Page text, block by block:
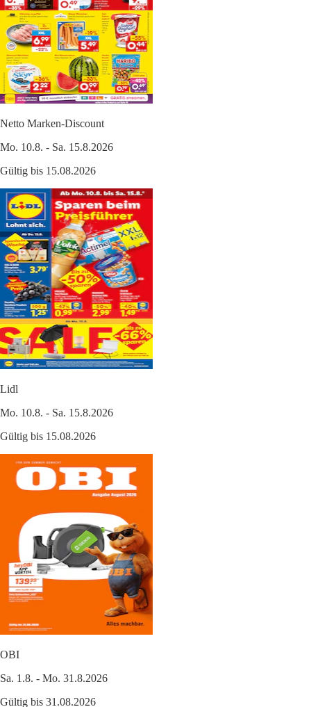
Netto Marken-Discount
Mo. 10.8. - Sa. 15.8.2026
Gültig bis 15.08.2026
Lidl
Mo. 10.8. - Sa. 15.8.2026
Gültig bis 15.08.2026
OBI
Sa. 1.8. - Mo. 31.8.2026
Gültig bis 31.08.2026